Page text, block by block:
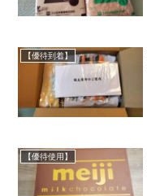
【優待到着】
【優待使用】